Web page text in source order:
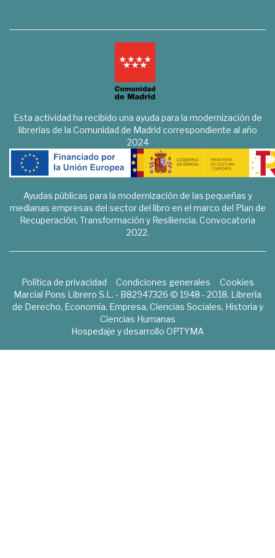
Esta actividad ha recibido una ayuda para la modernización de
librerías de la Comunidad de Madrid correspondiente al año
2024
Ayudas públicas para la modernización de las pequeñas y
medianas empresas del sector del libro en el marco del Plan de
Recuperación, Transformación y Resiliencia. Convocatoria
2022.
Política de privacidad Condiciones generales
Cookies
Marcial Pons Librero S.L. - B82947326 © 1948 - 2018. Librería
de Derecho, Economía, Empresa, Ciencias Sociales, Historia y
Ciencias Humanas
Hospedaje y desarrollo OPTYMA